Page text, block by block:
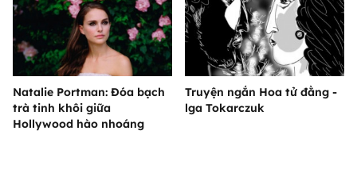
Natalie Portman: Đóa bạch
trà tinh khôi giữa
Hollywood hào nhoáng
Truyện ngắn Hoa tử đằng -
lga Tokarczuk